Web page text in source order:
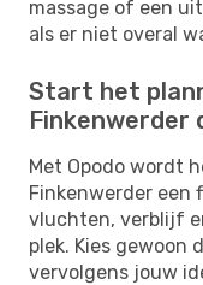
massage of een
als er niet overal
Start het
Finkenwerder
Met Opodo wordt
Finkenwerder
vluchten, verblijf
plek. Kies gewoon
vervolgens jouw